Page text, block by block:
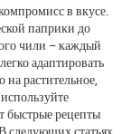
в вкусе.
паприки до
чили – каждый
адаптировать
растительное,
быстрые рецепты